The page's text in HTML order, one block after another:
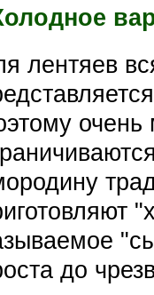
лентяев
очень
до